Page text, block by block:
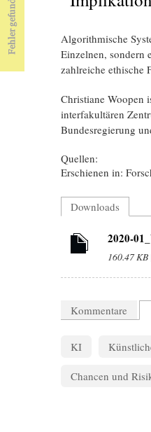
Algorithmische
Einzelnen, sondern
zahlreiche ethische
Christiane Woopen
interfakultären
Bundesregierung
Quellen:
Erschienen in:
Downloads
2020-
160.47
Kommentare
KI
Chancen und